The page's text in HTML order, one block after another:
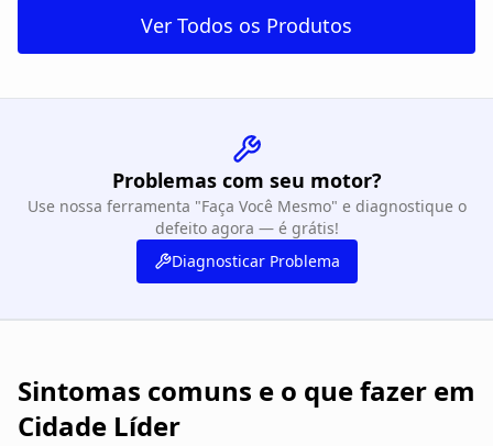
Ver Todos os Produtos
Problemas com seu motor?
Use nossa ferramenta "Faça Você Mesmo" e diagnostique o
defeito agora — é grátis!
Diagnosticar Problema
Sintomas comuns e o que fazer em
Cidade Líder